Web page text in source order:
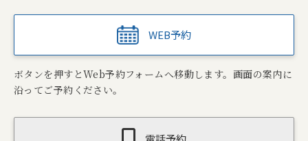
WEB予約
ボタンを押すとWeb予約フォームへ移動します。画面の案内に
沿ってご予約ください。